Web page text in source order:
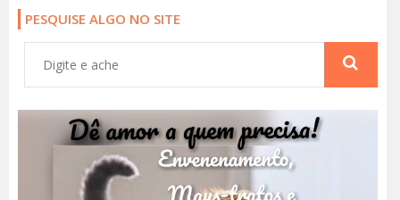
PESQUISE ALGO NO SITE